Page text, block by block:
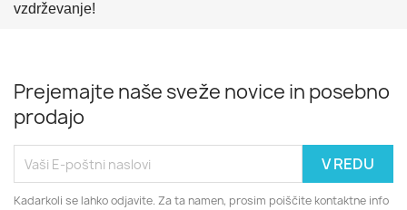
vzdrževanje!
Prejemajte naše sveže novice in posebno
prodajo
Kadarkoli se lahko odjavite. Za ta namen, prosim poiščite kontaktne info